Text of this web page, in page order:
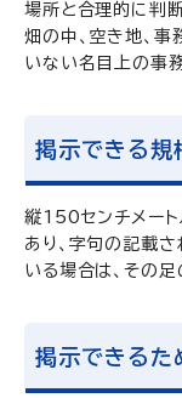
場所と合理的に判
畑の中、空き地、
いない名目上の事
掲示できる規
縦150センチメート
あり、字句の記載
いる場合は、その足
掲示できるた